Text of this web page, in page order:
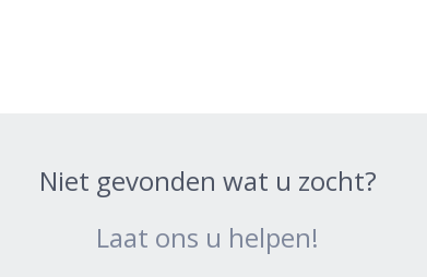
Niet gevonden wat u zocht?
Laat ons u helpen!